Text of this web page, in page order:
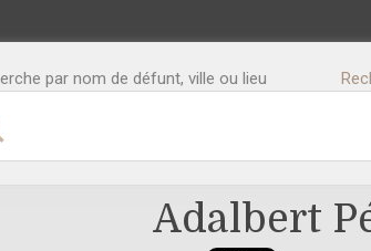
par nom de défunt, ville ou lieu
Adalbert